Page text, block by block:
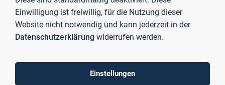
Prof. Dr.-Ing. Michael Mann
Regenerative Energiesysteme
Einwilligung ist freiwillig, für die Nutzung dieser
Website nicht notwendig und kann jederzeit in der
Datenschutzerklärung widerrufen werden.
Einstellungen